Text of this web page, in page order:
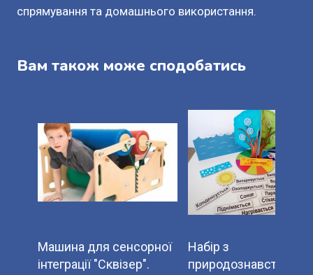
спрямування та домашнього використання.
Вам також може сподобатись
Машина для сенсорної
інтеграції "Сквізер".
Набір з
природознавства на